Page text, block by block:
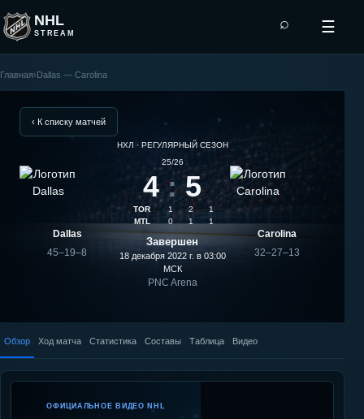
NHL
STREAM
⌕ ☰
Carolina
результат
Главная›Dallas — Carolina
‹ К списку матчей
Dallas
45–19–8
НХЛ · РЕГУЛЯРНЫЙ СЕЗОН
25/26
4 : 5
TOR 1 2
1
MTL
0 1 1
Завершен
18 декабря 2022 г. в 03:00
МСК
PNC Arena
Carolina
32–27–13
Обзор Ход матча Статистика Составы Таблица Видео
ОФИЦИАЛЬНОЕ ВИДЕО NHL